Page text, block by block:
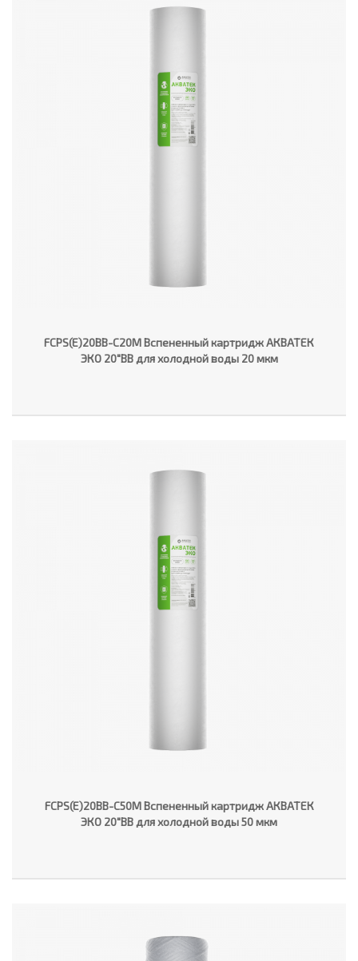
FCPS(E)20BB-C20M Вспененный картридж АКВАТЕК
ЭКО 20"ВВ для холодной воды 20 мкм
FCPS(E)20BB-C50M Вспененный картридж АКВАТЕК
ЭКО 20"ВВ для холодной воды 50 мкм